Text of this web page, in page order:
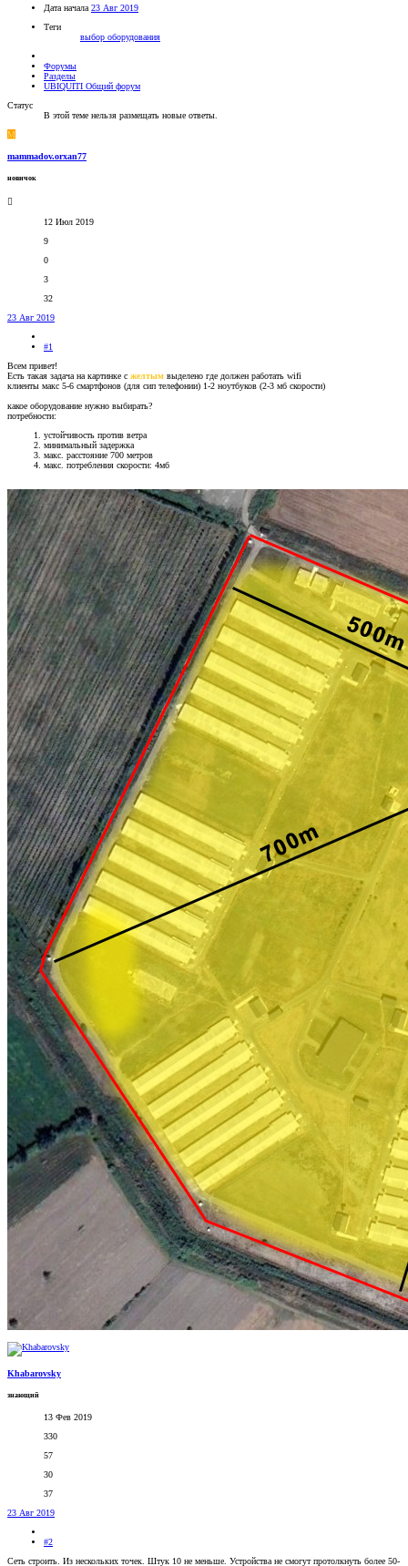
Дата начала 23 Авг 2019
Теги
выбор оборудования
Форумы
Разделы
UBIQUITI Общий форум
Статус
В этой теме нельзя размещать новые ответы.
M
mammadov.orxan77
новичок
12 Июл 2019
9
0
3
32
23 Авг 2019
#1
Всем привет!
Есть такая задача на картинке с желтым выделено где должен работать wifi
клиенты макс 5-6 смартфонов (для сип телефонии) 1-2 ноутбуков (2-3 мб скорости)
какое оборудование нужно выбирать?
потребности:
устойчивость против ветра
минимальный задержка
макс. расстояние 700 метров
макс. потребления скорости: 4мб
Khabarovsky
знающий
13 Фев 2019
330
57
30
37
23 Авг 2019
#2
Сеть строить. Из нескольких точек. Штук 10 не меньше. Устройства не смогут протолкнуть более 50-